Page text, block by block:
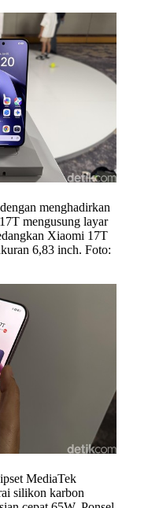
menghadirkan
mengusung layar
Xiaomi 17T
6,83 inch. Foto:
MediaTek
silikon karbon